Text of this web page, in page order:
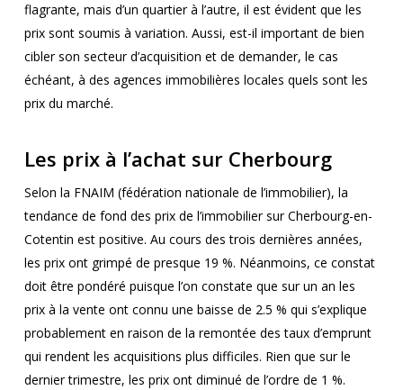
flagrante, mais d’un quartier à l’autre, il est évident que les
prix sont soumis à variation. Aussi, est-il important de bien
cibler son secteur d’acquisition et de demander, le cas
échéant, à des agences immobilières locales quels sont les
prix du marché.
Les prix à l’achat sur Cherbourg
Selon la FNAIM (fédération nationale de l’immobilier), la
tendance de fond des prix de l’immobilier sur Cherbourg-en-
Cotentin est positive. Au cours des trois dernières années,
les prix ont grimpé de presque 19 %. Néanmoins, ce constat
doit être pondéré puisque l’on constate que sur un an les
prix à la vente ont connu une baisse de 2.5 % qui s’explique
probablement en raison de la remontée des taux d’emprunt
qui rendent les acquisitions plus difficiles. Rien que sur le
dernier trimestre, les prix ont diminué de l’ordre de 1 %.